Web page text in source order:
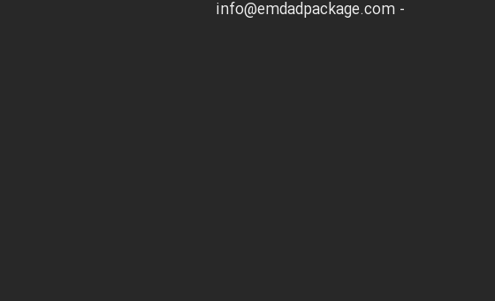
- info@emdadpackage.com